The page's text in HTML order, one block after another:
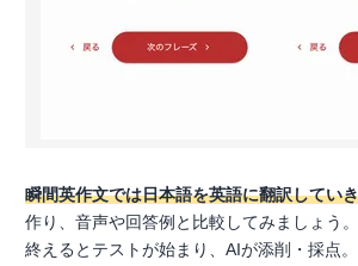
瞬間英作文では日本語を英語に翻訳してい
作り、音声や回答例と比較してみましょう
終えるとテストが始まり、AIが添削・採点